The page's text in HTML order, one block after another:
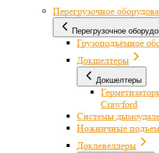
Перегрузочное
Перегрузочное
Грузоподъёмное
Докшелтеры
Докшелтеры
Crawford
Системы
Ножничные
Доклевеллеры